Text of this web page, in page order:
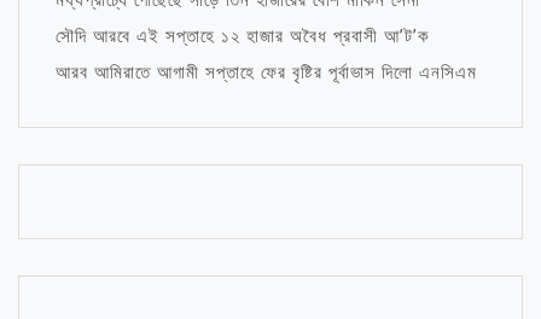
সৌদি আরবে এই সপ্তাহে ১২ হাজার অবৈধ প্রবাসী আ’ট’ক
আরব আমিরাতে আগামী সপ্তাহে ফের বৃষ্টির পূর্বাভাস দিলো এনসিএম